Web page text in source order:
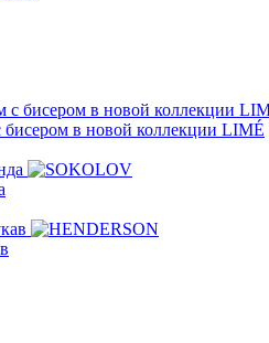
в новой коллекции LIMÉ